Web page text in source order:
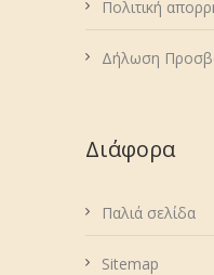
Πολιτική
Δήλωση
Διάφορα
Παλιά σελίδα
Sitemap